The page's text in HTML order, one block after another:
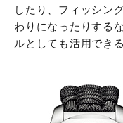
したり、フィッシン
わりになったりする
ルとしても活用できる